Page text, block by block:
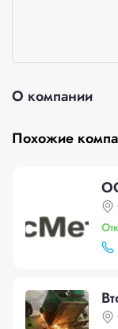
О компании
Похожие